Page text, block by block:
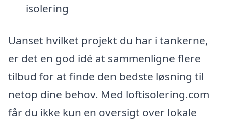
isolering
Uanset hvilket projekt du har i tankerne,
er det en god idé at sammenligne flere
tilbud for at finde den bedste løsning til
netop dine behov. Med loftisolering.com
får du ikke kun en oversigt over lokale